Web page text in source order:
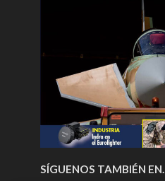
SÍGUENOS TAMBIÉN EN…